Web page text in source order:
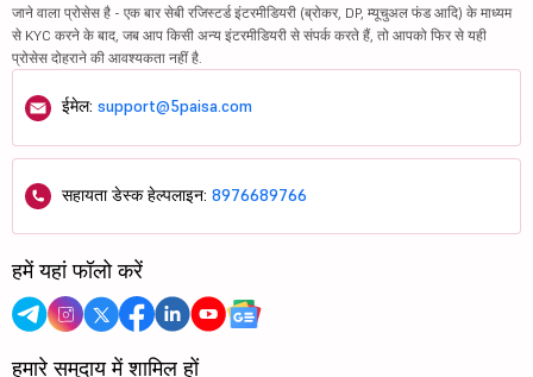
जाने वाला प्रोसेस है - एक बार सेबी रजिस्टर्ड इंटरमीडियरी (ब्रोकर, DP, म्यूचुअल फंड आदि) के माध्यम
से KYC करने के बाद, जब आप किसी अन्य इंटरमीडियरी से संपर्क करते हैं, तो आपको फिर से यही
प्रोसेस दोहराने की आवश्यकता नहीं है.
ईमेल: support@5paisa.com
सहायता डेस्क हेल्पलाइन: 8976689766
हमें यहां फॉलो करें
हमारे समुदाय में शामिल हों